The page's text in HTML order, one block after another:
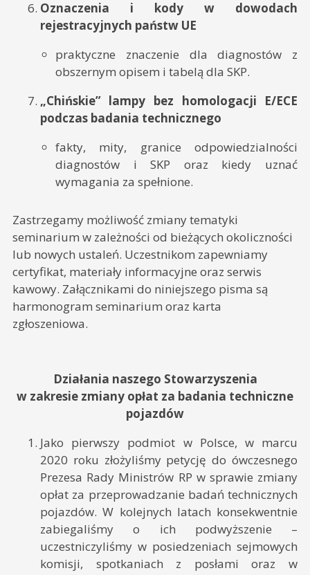
Oznaczenia i kody w dowodach
rejestracyjnych państw UE
praktyczne znaczenie dla diagnostów z
obszernym opisem i tabelą dla SKP.
„Chińskie” lampy bez homologacji E/ECE
podczas badania technicznego
fakty, mity, granice odpowiedzialności
diagnostów i SKP oraz kiedy uznać
wymagania za spełnione.
Zastrzegamy możliwość zmiany tematyki
seminarium w zależności od bieżących okoliczności
lub nowych ustaleń. Uczestnikom zapewniamy
certyfikat, materiały informacyjne oraz serwis
kawowy. Załącznikami do niniejszego pisma są
harmonogram seminarium oraz karta
zgłoszeniowa.
Działania naszego Stowarzyszenia
w zakresie zmiany opłat za badania techniczne
pojazdów
Jako pierwszy podmiot w Polsce, w marcu
2020 roku złożyliśmy petycję do ówczesnego
Prezesa Rady Ministrów RP w sprawie zmiany
opłat za przeprowadzanie badań technicznych
pojazdów. W kolejnych latach konsekwentnie
zabiegaliśmy o ich podwyższenie –
uczestniczyliśmy w posiedzeniach sejmowych
komisji, spotkaniach z posłami oraz w